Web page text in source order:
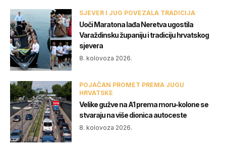
SJEVER I JUG POVEZALA TRADICIJA
Uoči Maratona lađa Neretva ugostila
Varaždinsku županiju i tradiciju hrvatskog
sjevera
8. kolovoza 2026.
POJAČAN PROMET PREMA JUGU
HRVATSKE
Velike gužve na A1 prema moru-kolone se
stvaraju na više dionica autoceste
8. kolovoza 2026.